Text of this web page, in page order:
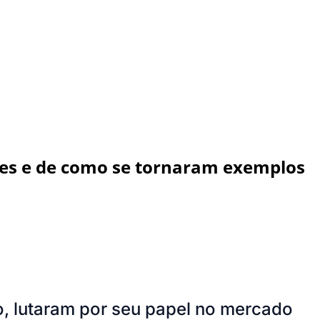
e de como se tornaram exemplos
lutaram por seu papel no mercado